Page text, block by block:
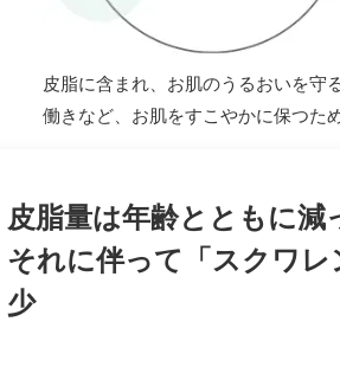
皮脂に含まれ、お肌のうるおいを守
働きなど、お肌をすこやかに保つた
皮脂量は年齢とともに減
それに伴って「スクワ
少